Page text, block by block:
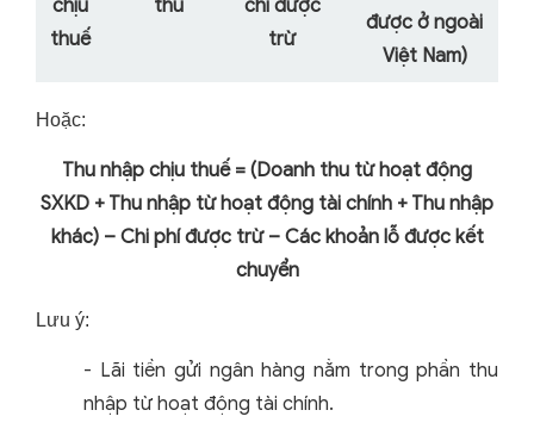
chịu
thuế
thu
chi được
trừ
được ở ngoài
Việt Nam)
Hoặc:
Thu nhập chịu thuế = (Doanh thu từ hoạt động
SXKD + Thu nhập từ hoạt động tài chính + Thu nhập
khác) – Chi phí được trừ – Các khoản lỗ được kết
chuyển
Lưu ý:
- Lãi tiền gửi ngân hàng nằm trong phần thu
nhập từ hoạt động tài chính.